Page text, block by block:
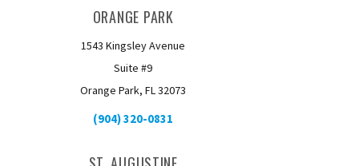
ORANGE PARK
1543 Kingsley Avenue
Suite #9
Orange Park, FL 32073
(904) 320-0831